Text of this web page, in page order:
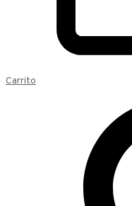
Carrito